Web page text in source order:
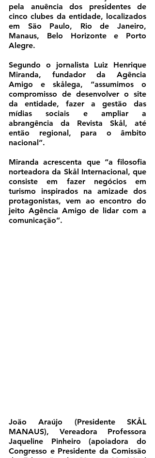
pela anuência dos presidentes de
cinco clubes da entidade, localizados
em São Paulo, Rio de Janeiro,
Manaus, Belo Horizonte e Porto
Alegre.
Segundo o jornalista Luiz Henrique
Miranda, fundador da Agência
Amigo e skålega, “assumimos o
compromisso de desenvolver o site
da entidade, fazer a gestão das
mídias sociais e ampliar a
abrangência da Revista Skål, até
então regional, para o âmbito
nacional”.
Miranda acrescenta que “a filosofia
norteadora da Skål Internacional, que
consiste em fazer negócios em
turismo inspirados na amizade dos
protagonistas, vem ao encontro do
jeito Agência Amigo de lidar com a
comunicação”.
João Araújo (Presidente SKÅL
MANAUS), Vereadora Professora
Jaqueline Pinheiro (apoiadora do
Congresso e Presidente da Comissão